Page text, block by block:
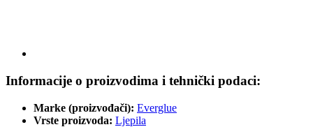
Informacije o proizvodima i tehnički podaci:
Marke (proizvođači): Everglue
Vrste proizvoda: Ljepila